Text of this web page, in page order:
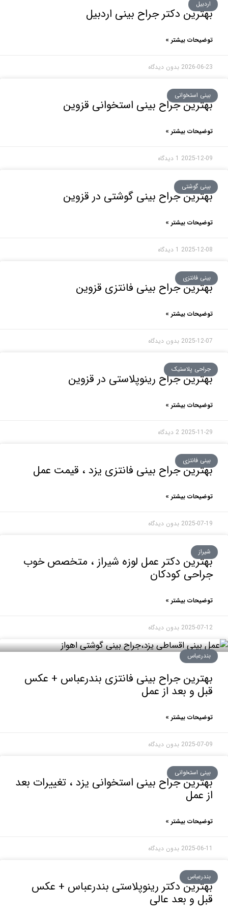
دکتر جراح بینی اردبیل
بیشتر »
2026- بدون دیدگاه
استخوانی
جراح بینی استخوانی قزوین
بیشتر »
2025- 1 دیدگاه
گوشتی
جراح بینی گوشتی در قزوین
بیشتر »
2025- 1 دیدگاه
فانتزی
جراح بینی فانتزی قزوین
بیشتر »
2025- بدون دیدگاه
پلاستیک
جراح رینوپلاستی در قزوین
بیشتر »
2025- 2 دیدگاه
فانتزی
جراح بینی فانتزی یزد ، قیمت عمل
بیشتر »
2025- بدون دیدگاه
دکتر عمل لوزه شیراز ، متخصص خوب
کودکان
بیشتر »
2025- بدون دیدگاه
جراح بینی فانتزی بندرعباس + عکس
و بعد از عمل
بیشتر »
2025- بدون دیدگاه
استخوانی
جراح بینی استخوانی یزد ، تغییرات بعد
بیشتر »
2025- بدون دیدگاه
دکتر رینوپلاستی بندرعباس + عکس
و بعد عالی